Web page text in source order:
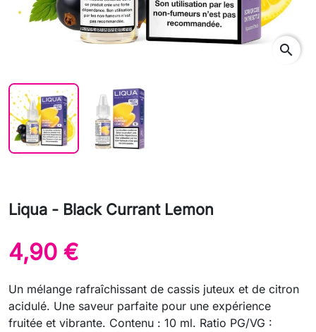
search
Liqua - Black Currant Lemon
4,90 €
Un mélange rafraîchissant de cassis juteux et de citron
acidulé. Une saveur parfaite pour une expérience
fruitée et vibrante. Contenu : 10 ml. Ratio PG/VG :